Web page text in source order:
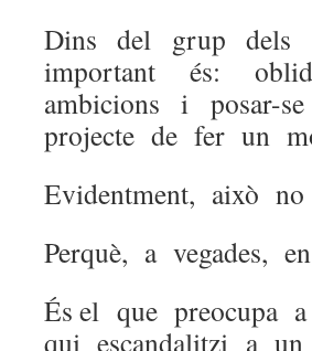
Dins del grup
important és:
ambicions i posar-
projecte de fer un
Evidentment, això
Perquè, a vegades,
És el que preocupa
qui escandalitzi a